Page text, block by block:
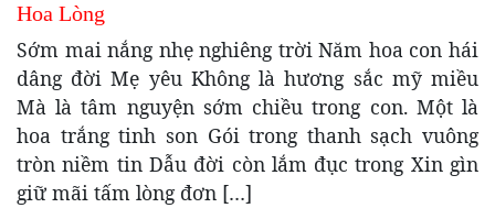
Hoa Lòng
Sớm mai nắng nhẹ nghiêng trời Năm hoa con hái
dâng đời Mẹ yêu Không là hương sắc mỹ miều
Mà là tâm nguyện sớm chiều trong con. Một là
hoa trắng tinh son Gói trong thanh sạch vuông
tròn niềm tin Dẫu đời còn lắm đục trong Xin gìn
giữ mãi tấm lòng đơn […]